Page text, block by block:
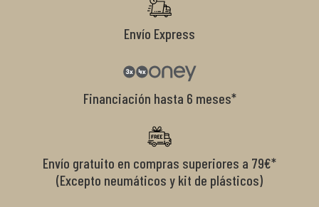
Envío Express
Financiación hasta 6 meses*
Envío gratuito en compras superiores a 79€*
(Excepto neumáticos y kit de plásticos)